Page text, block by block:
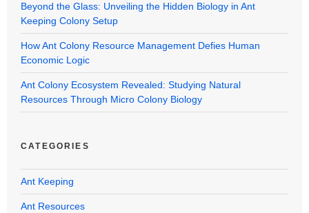
Beyond the Glass: Unveiling the Hidden Biology in Ant
Keeping Colony Setup
How Ant Colony Resource Management Defies Human
Economic Logic
Ant Colony Ecosystem Revealed: Studying Natural
Resources Through Micro Colony Biology
CATEGORIES
Ant Keeping
Ant Resources